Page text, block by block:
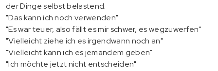
der Dinge selbst belastend.
"Das kann ich noch verwenden"
"Es war teuer, also fällt es mir schwer, es wegzuwerfen"
"Vielleicht ziehe ich es irgendwann noch an"
"Vielleicht kann ich es jemandem geben"
"Ich möchte jetzt nicht entscheiden"